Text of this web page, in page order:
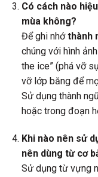
Có cách nào
mùa không?
Để ghi nhớthành
chúng với hình
the ice” (phá vỡ
vỡ lớp băng để
Sử dụng thành
hoặc trong đoạn
Khi nào nên sử
nên dùng từ cơ
Sử dụng từ vựng